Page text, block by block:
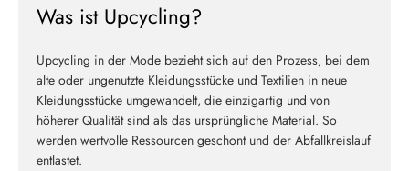
Was ist Upcycling?
Upcycling in der Mode bezieht sich auf den Prozess, bei dem
alte oder ungenutzte Kleidungsstücke und Textilien in neue
Kleidungsstücke umgewandelt, die einzigartig und von
höherer Qualität sind als das ursprüngliche Material. So
werden wertvolle Ressourcen geschont und der Abfallkreislauf
entlastet.